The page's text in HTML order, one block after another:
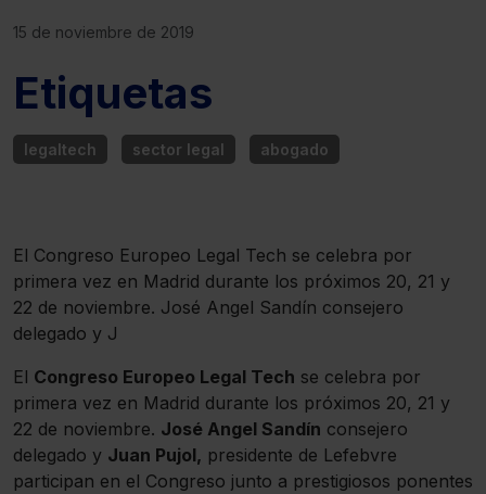
15 de noviembre de 2019
El Congreso Europeo Legal Tech se celebra por
primera vez en Madrid durante los próximos 20, 21 y
22 de noviembre. José Angel Sandín consejero
delegado y J
El Congreso Europeo Legal Tech se celebra por
primera vez en Madrid durante los próximos 20, 21 y
22 de noviembre. José Angel Sandín consejero
delegado y Juan Pujol, presidente de Lefebvre
participan en el Congreso junto a prestigiosos ponentes
Etiquetas
legaltech sector legal abogado